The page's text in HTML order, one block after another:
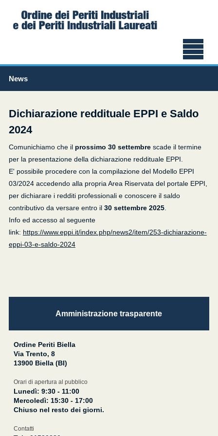
News
Dichiarazione reddituale EPPI e Saldo
2024
Comunichiamo che il prossimo 30 settembre scade il termine
per la presentazione della dichiarazione reddituale EPPI.
E' possibile procedere con la compilazione del Modello EPPI
03/2024 accedendo alla propria Area Riservata del portale EPPI,
per dichiarare i redditi professionali e conoscere il saldo
contributivo da versare entro il 30 settembre 2025.
Info ed accesso al seguente
link: https://www.eppi.it/index.php/news2/item/253-dichiarazione-
eppi-03-e-saldo-2024
Amministrazione trasparente
Ordine Periti Biella
Via Trento, 8
13900 Biella (BI)
Orari di apertura al pubblico
Lunedì: 9:30 - 11:00
Mercoledì: 15:30 - 17:00
Chiuso nel resto dei giorni.
Contatti